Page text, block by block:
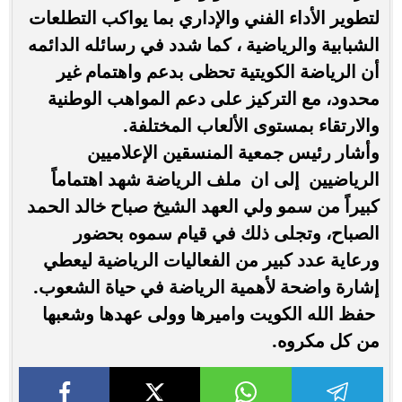
لتطوير الأداء الفني والإداري بما يواكب التطلعات
الشبابية والرياضية ، كما شدد في رسائله الدائمه
أن الرياضة الكويتية تحظى بدعم واهتمام غير
محدود، مع التركيز على دعم المواهب الوطنية
والارتقاء بمستوى الألعاب المختلفة.
وأشار رئيس جمعية المنسقين الإعلاميين
الرياضيين إلى ان ملف الرياضة شهد اهتماماً
كبيراً من سمو ولي العهد الشيخ صباح خالد الحمد
الصباح، وتجلى ذلك في قيام سموه بحضور
ورعاية عدد كبير من الفعاليات الرياضية ليعطي
إشارة واضحة لأهمية الرياضة في حياة الشعوب.
حفظ الله الكويت واميرها وولى عهدها وشعبها
من كل مكروه.